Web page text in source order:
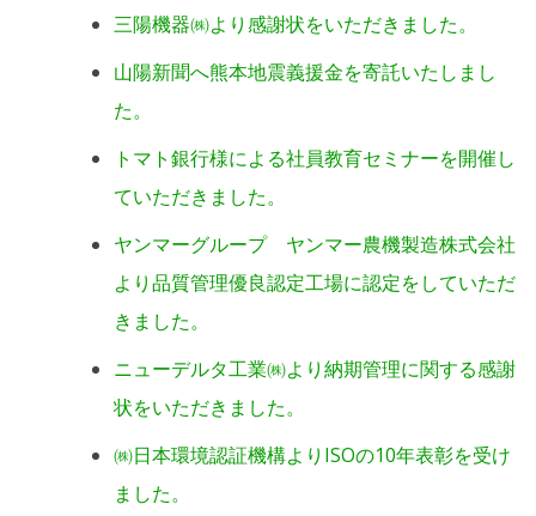
三陽機器㈱より感謝状をいただきました。
山陽新聞へ熊本地震義援金を寄託いたしまし
た。
トマト銀行様による社員教育セミナーを開催し
ていただきました。
ヤンマーグループ ヤンマー農機製造株式会社
より品質管理優良認定工場に認定をしていただ
きました。
ニューデルタ工業㈱より納期管理に関する感謝
状をいただきました。
㈱日本環境認証機構よりISOの10年表彰を受け
ました。